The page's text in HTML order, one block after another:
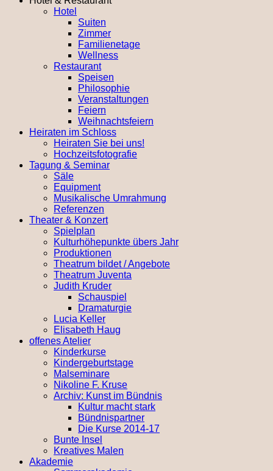
Hotel
Suiten
Zimmer
Familienetage
Wellness
Restaurant
Speisen
Philosophie
Veranstaltungen
Feiern
Weihnachtsfeiern
Heiraten im Schloss
Heiraten Sie bei uns!
Hochzeitsfotografie
Tagung & Seminar
Säle
Equipment
Musikalische Umrahmung
Referenzen
Theater & Konzert
Spielplan
Kulturhöhepunkte übers Jahr
Produktionen
Theatrum bildet / Angebote
Theatrum Juventa
Judith Kruder
Schauspiel
Dramaturgie
Lucia Keller
Elisabeth Haug
offenes Atelier
Kinderkurse
Kindergeburtstage
Malseminare
Nikoline F. Kruse
Archiv: Kunst im Bündnis
Kultur macht stark
Bündnispartner
Die Kurse 2014-17
Bunte Insel
Kreatives Malen
Akademie